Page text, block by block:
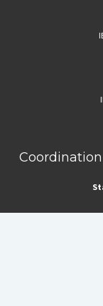
Coordination